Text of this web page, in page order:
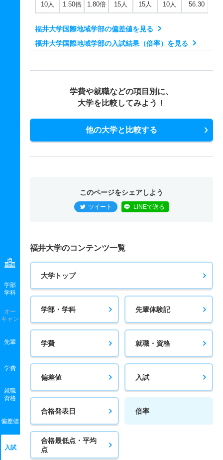
学部
学科
オー
キャン
先輩
学費
就職
資格
偏差値
入試
物質・生命化学科 一般 前
75人 1.40倍 1.90倍 142人 127人
物質・生命化学科 一般 後
1.60倍 － 21人 21人
応用物理学科 一般 前
1.40倍 49人 44人
10人 1.50倍 1.80倍 15人 15人 10人 56.30
福井大学国際地域学部の偏差値を見る
福井大学国際地域学部の入試結果（倍率）を見る
学費や就職などの項目別に、
大学を比較してみよう！
他の大学と比較する
このページをシェアしよう
ツイート LINEで送る
福井大学のコンテンツ一覧
大学トップ
学部・学科 先輩体験記
学費 就職・資格
偏差値 入試
合格発表日 倍率
合格最低点・平均
点